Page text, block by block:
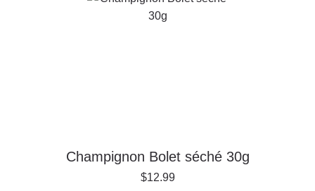
Champignon Bolet séché 30g
$12.99